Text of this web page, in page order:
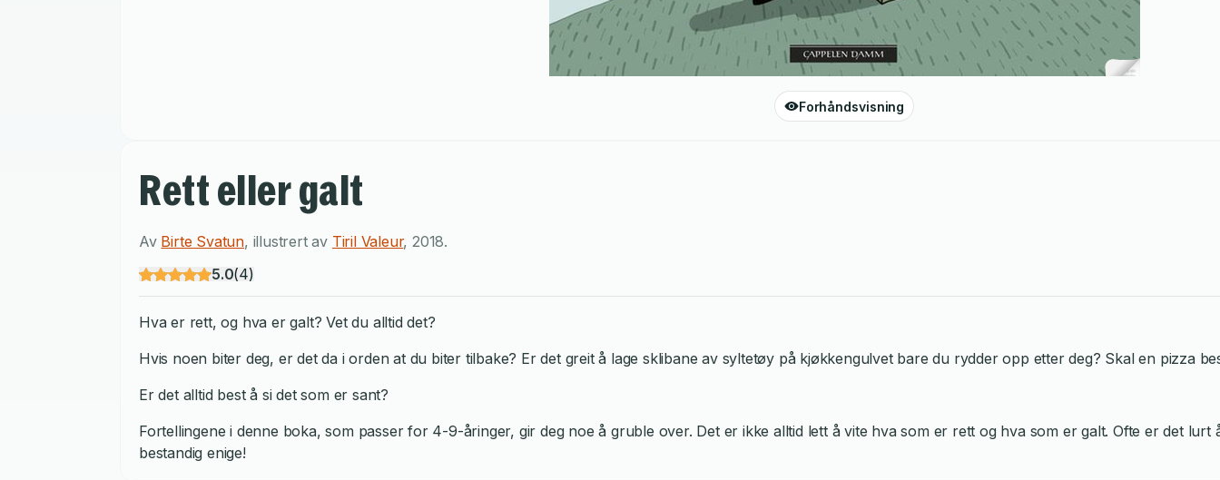
Forhåndsvisning
Rett eller galt
Av Birte Svatun, illustrert av Tiril Valeur,2018.
5.0(4)
Hva er rett, og hva er galt? Vet du alltid det?
Hvis noen biter deg, er det da i orden at du biter tilbake? Er det greit å lage sklibane av syltetøy på kjøkkengulvet bare du rydder opp etter deg? Skal en pizza
Er det alltid best å si det som er sant?
Fortellingene i denne boka, som passer for 4-9-åringer, gir deg noe å gruble over. Det er ikke alltid lett å vite hva som er rett og hva som er galt. Ofte er det lurt
bestandig enige!